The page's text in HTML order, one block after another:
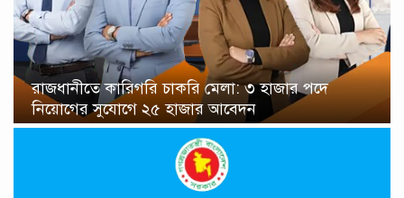
রাজধানীতে কারিগরি চাকরি মেলা: ৩ হাজার পদে
নিয়োগের সুযোগে ২৫ হাজার আবেদন